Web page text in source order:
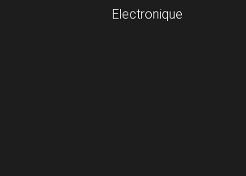
Electronique